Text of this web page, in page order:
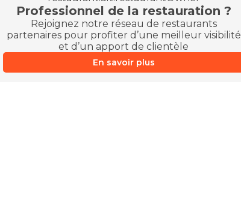
Professionnel de la restauration ?
Rejoignez notre réseau de restaurants
partenaires pour profiter d’une meilleur visibilité
et d’un apport de clientèle
En savoir plus